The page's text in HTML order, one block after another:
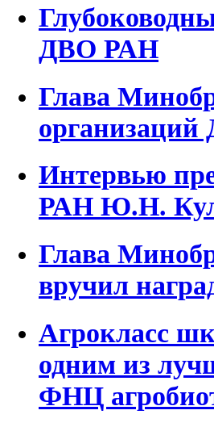
ДВО РАН
Глава
Интервью
РАН Ю.Н.
Глава
вручил
Агрокласс
одним из
ФНЦ